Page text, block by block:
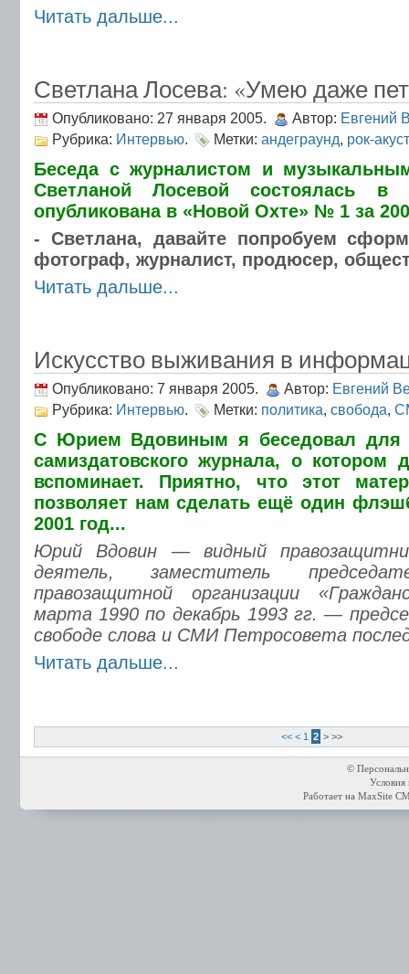
Читать дальше...
Светлана Лосева: «Умею даже
Опубликовано: 27 января 2005. Автор: Евгений
Рубрика: Интервью. Метки: андеграунд, рок-
Беседа с журналистом и
Светланой Лосевой состоялась в
опубликована в «Новой Охте» № 1 за
- Светлана, давайте попробуем
фотограф, журналист, продюсер,
Читать дальше...
Искусство выживания в
Опубликовано: 7 января 2005. Автор: Евгений
Рубрика: Интервью. Метки: политика, свобода,
С Юрием Вдовиным я беседовал для
самиздатовского журнала, о котором
вспоминает. Приятно, что этот
позволяет нам сделать ещё один
2001 год...
Юpий Вдовин — видный
деятель, заместитель
пpавозащитной оpганизации
маpта 1990 по декабpь 1993 гг. —
свободе слова и СМИ Петpосовета
Читать дальше...
<< < 1 2 > >>
©
Условия
Работает на MaxSite